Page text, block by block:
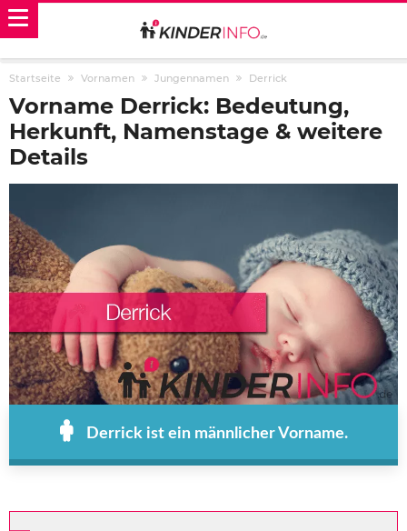
Startseite Vornamen Jungennamen Derrick
Vorname Derrick: Bedeutung,
Herkunft, Namenstage & weitere
Details
Derrick ist ein männlicher Vorname.